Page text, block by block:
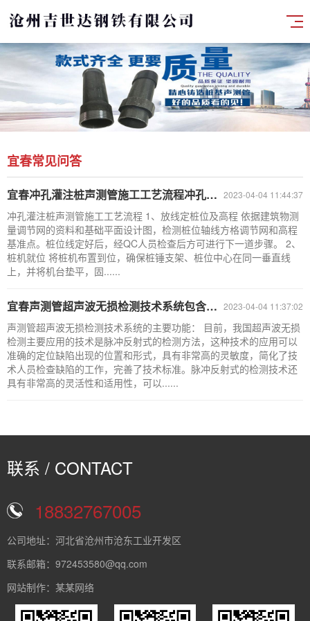
宜春常见问答
2023-04-04 11:44:37
宜春冲孔灌注桩声测管施工工艺流程冲孔灌注桩声测管施工工艺流程
冲孔灌注桩声测管施工工艺流程 1、放线定桩位及高程 依据建筑物测
量调节网的资料和基础平面设计图，检测桩位轴线方格调节网和高程
基准点。桩位线定好后，经QC人员检查后方可进行下一道步骤。 2、
桩机就位 将桩机布置到位，确保桩锤支架、桩位中心在同一垂直线
上，并将机台垫平，固......
2023-04-04 11:37:02
宜春声测管超声波无损检测技术系统包含哪些部分？
声测管超声波无损检测技术系统的主要功能： 目前，我国超声波无损
检测主要应用的技术是脉冲反射式的检测方法，这种技术的应用可以
准确的定位缺陷出现的位置和形式，具有非常高的灵敏度，简化了技
术人员检查缺陷的工作，完善了技术标准。脉冲反射式的检测技术还
具有非常高的灵活性和适用性，可以......
联系 / CONTACT
18832767005
公司地址：河北省沧州市沧东工业开发区
联系邮箱：972453580@qq.com
网站制作：某某网络